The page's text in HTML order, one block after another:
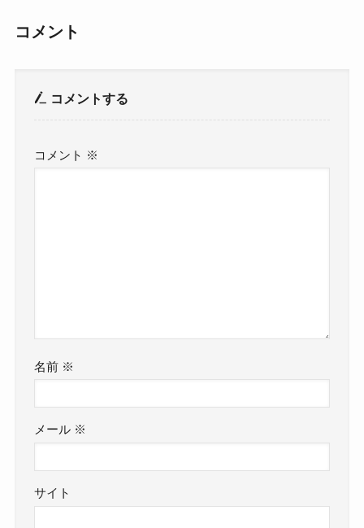
コメント
コメントする
コメント ※
名前 ※
メール ※
サイト